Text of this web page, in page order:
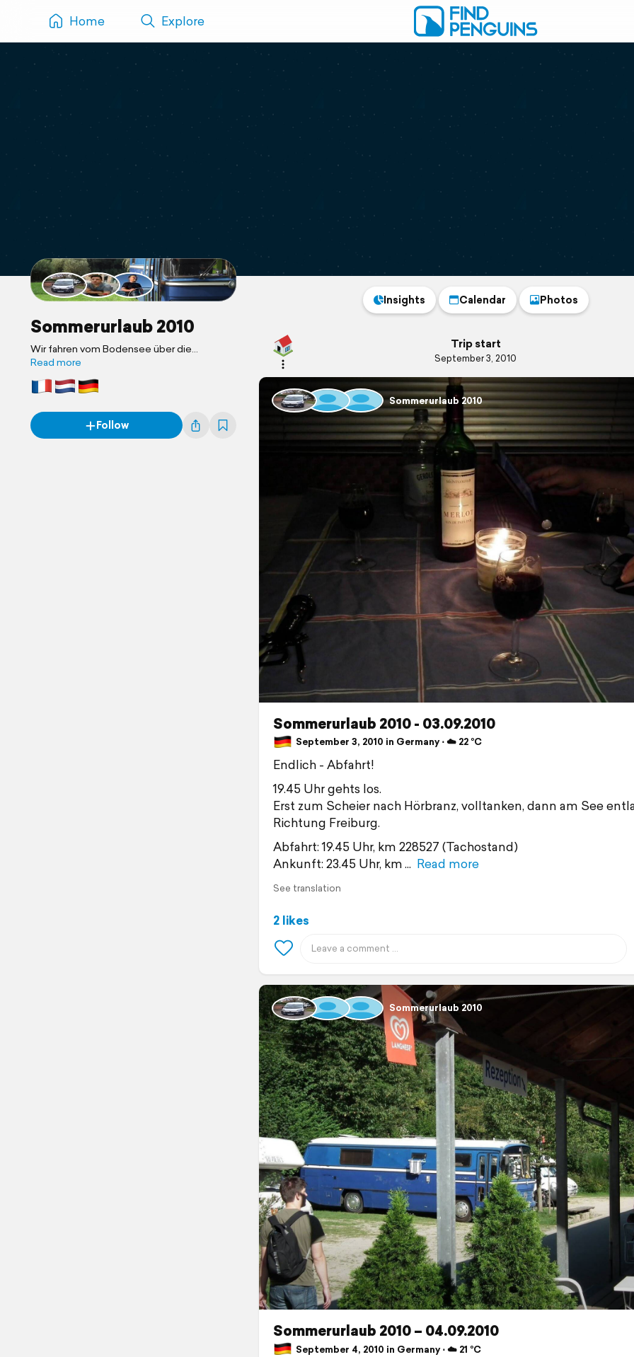
Home Explore
Sommerurlaub 2010
Wir fahren vom Bodensee über die
Niederlande nach Frankreich
Read more
Follow
Insights Calendar Photos
Trip start
September 3, 2010
Sommerurlaub 2010
Sommerurlaub 2010 - 03.09.2010
September 3, 2010 in Germany ⋅ ☁️ 22 °C
Endlich - Abfahrt!
19.45 Uhr gehts los.
Erst zum Scheier nach Hörbranz, volltanken, dann am See
Richtung Freiburg.
Abfahrt: 19.45 Uhr, km 228527 (Tachostand)
Ankunft: 23.45 Uhr, km
Read more
See translation
2 likes
Sommerurlaub 2010
Sommerurlaub 2010 – 04.09.2010
September 4, 2010 in Germany ⋅ ☁️ 21 °C